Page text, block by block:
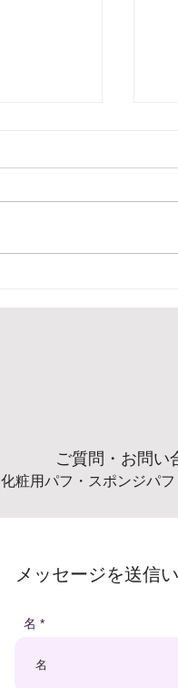
両
ご質問・お問い
化粧用パフ・スポンジパ
メッセージを送信
名